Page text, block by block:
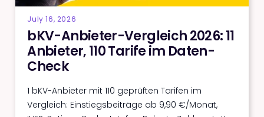
July 16, 2026
bKV-Anbieter-Vergleich 2026: 11
Anbieter, 110 Tarife im Daten-
Check
1 bKV-Anbieter mit 110 geprüften Tarifen im
Vergleich: Einstiegsbeiträge ab 9,90 €/Monat,